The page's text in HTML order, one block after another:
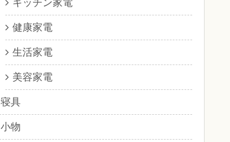
キッチン家電
健康家電
生活家電
美容家電
寝具
小物